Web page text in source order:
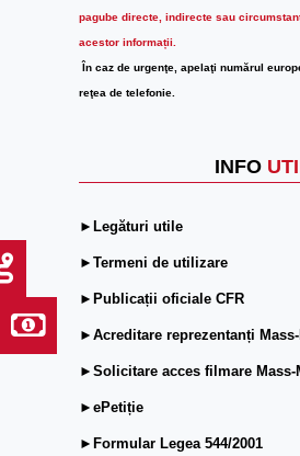
pagube directe, indirecte sau
acestor informații.
În caz de urgenţe, apelaţi numărul
reţea de telefonie.
INFO
►Legături utile
►Termeni de utilizare
►Publicații oficiale CFR
►Acreditare reprezentanți
►Solicitare acces filmare Mass-
►ePetiție
►Formular Legea 544/2001